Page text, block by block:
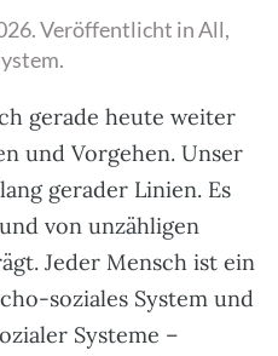
. Veröffentlicht inAll,
.
gerade heute weiter
und Vorgehen. Unser
gerader Linien. Es
von unzähligen
Jeder Mensch ist ein
soziales System und
Systeme –